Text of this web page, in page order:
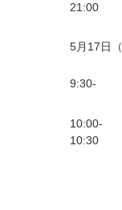
21:00
5月17日（
9:30-
10:00-
10:30